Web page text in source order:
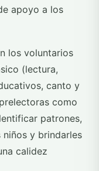
apoyo a los
los voluntarios
(lectura,
canto y
como
patrones,
y brindarles
calidez